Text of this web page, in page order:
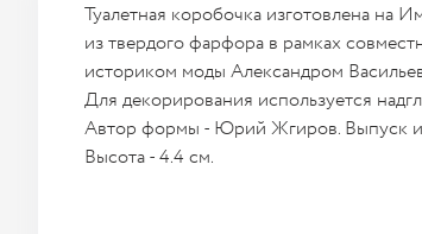
Туалетная коробочка изготовлена на
из твердого фарфора в рамках
историком моды Александром
Для декорирования используется
Автор формы - Юрий Жгиров. Выпуск
Высота - 4.4 см.